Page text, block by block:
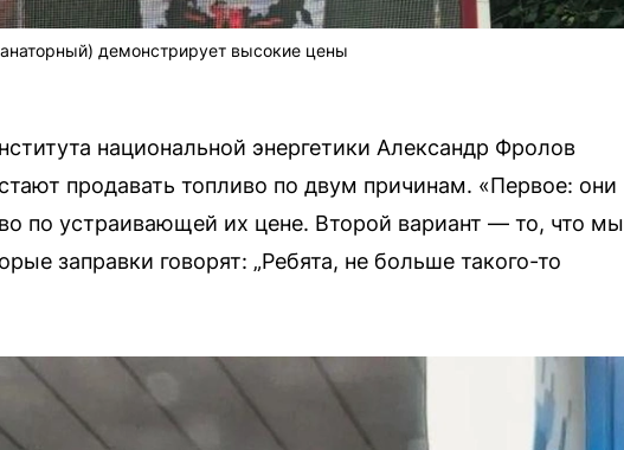
демонстрирует высокие цены
национальной энергетики Александр Фролов
продавать топливо по двум причинам. «Первое: они
по устраивающей их цене. Второй вариант — то, что мы
заправки говорят: „Ребята, не больше такого-то